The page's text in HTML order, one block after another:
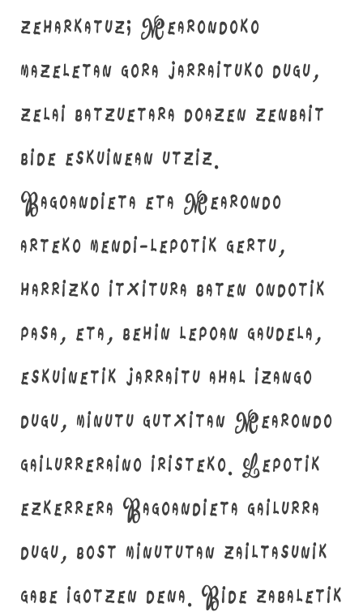
zeharkatuz; Mearondoko
mazeletan gora jarraituko dugu,
zelai batzuetara doazen zenbait
bide eskuinean utziz.
Bagoandieta eta Mearondo
arteko mendi-lepotik gertu,
harrizko itxitura baten ondotik
pasa, eta, behin lepoan gaudela,
eskuinetik jarraitu ahal izango
dugu, minutu gutxitan Mearondo
gailurreraino iristeko. Lepotik
ezkerrera Bagoandieta gailurra
dugu, bost minututan zailtasunik
gabe igotzen dena. Bide zabaletik